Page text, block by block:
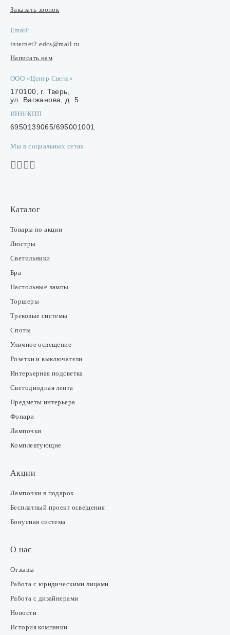
Заказать звонок
Email:
internet2.edcs@mail.ru
Написать нам
ООО «Центр Света»
170100, г. Тверь,
ул. Вагжанова, д. 5
ИНН/КПП
6950139065/695001001
Мы в социальных сетях
Каталог
Товары по акции
Люстры
Светильники
Бра
Настольные лампы
Торшеры
Трековые системы
Споты
Уличное освещение
Розетки и выключатели
Интерьерная подсветка
Светодиодная лента
Предметы интерьера
Фонари
Лампочки
Комплектующие
Акции
Лампочки в подарок
Бесплатный проект освещения
Бонусная система
О нас
Отзывы
Работа с юридическими лицами
Работа с дизайнерами
Новости
История компании